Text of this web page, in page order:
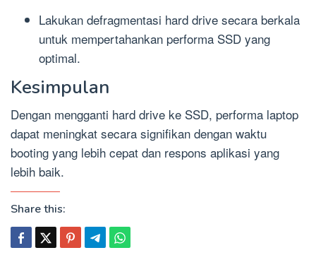
Lakukan defragmentasi hard drive secara berkala
untuk mempertahankan performa SSD yang
optimal.
Kesimpulan
Dengan mengganti hard drive ke SSD, performa laptop
dapat meningkat secara signifikan dengan waktu
booting yang lebih cepat dan respons aplikasi yang
lebih baik.
Share this: